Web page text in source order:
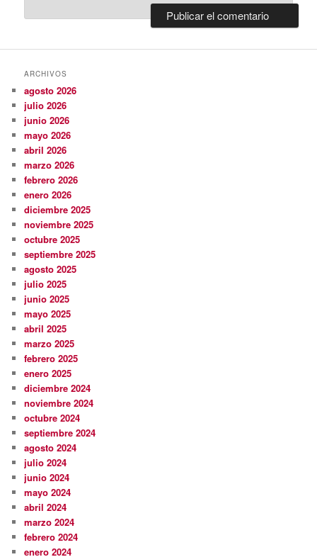
ARCHIVOS
agosto 2026
julio 2026
junio 2026
mayo 2026
abril 2026
marzo 2026
febrero 2026
enero 2026
diciembre 2025
noviembre 2025
octubre 2025
septiembre 2025
agosto 2025
julio 2025
junio 2025
mayo 2025
abril 2025
marzo 2025
febrero 2025
enero 2025
diciembre 2024
noviembre 2024
octubre 2024
septiembre 2024
agosto 2024
julio 2024
junio 2024
mayo 2024
abril 2024
marzo 2024
febrero 2024
enero 2024